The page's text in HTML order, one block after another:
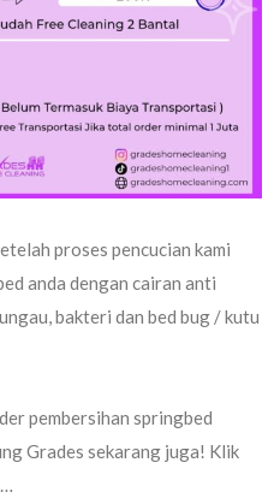
proses pencucian kami
anda dengan cairan anti
bakteri dan bed bug / kutu
pembersihan springbed
Grades sekarang juga! Klik